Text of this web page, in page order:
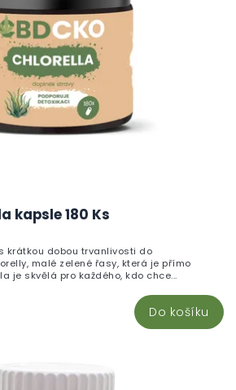
kapsle 180 Ks
Do košíku
krátkou dobou trvanlivosti do
malé zelené řasy, která je přímo
je skvělá pro každého, kdo chce...